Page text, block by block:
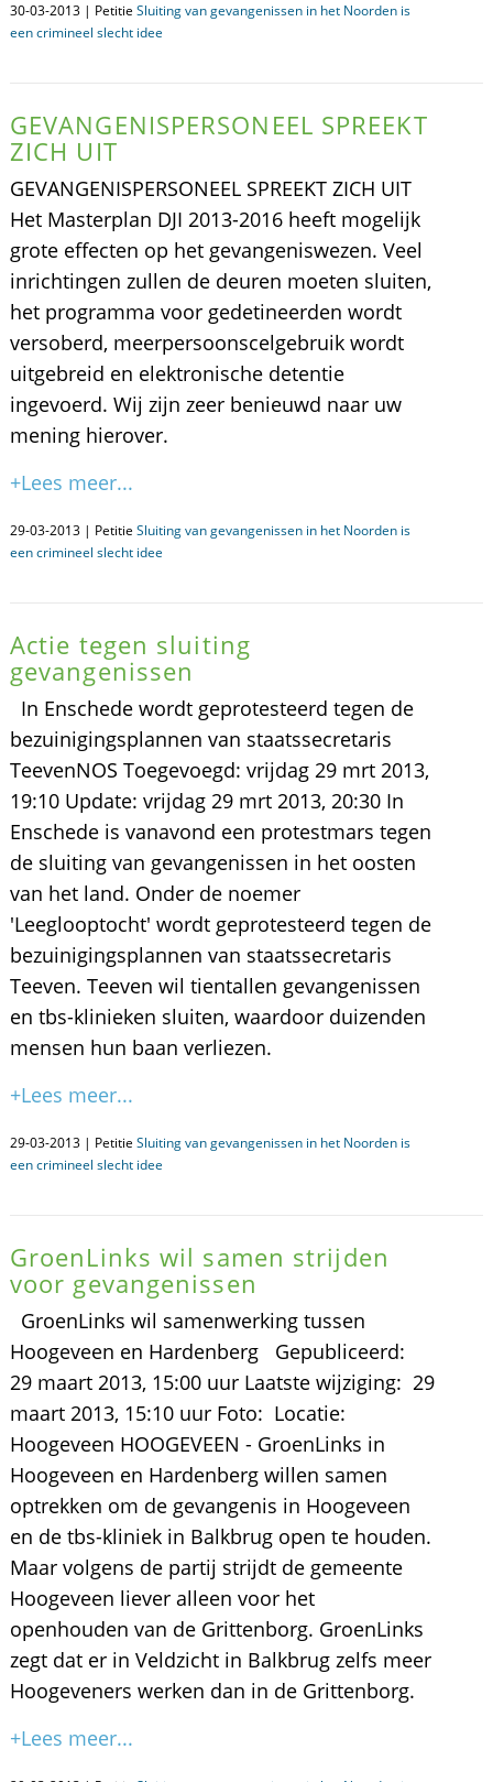
30-03-2013 | Petitie Sluiting van gevangenissen in het Noorden is
een crimineel slecht idee
GEVANGENISPERSONEEL SPREEKT
ZICH UIT
GEVANGENISPERSONEEL SPREEKT ZICH UIT
Het Masterplan DJI 2013-2016 heeft mogelijk
grote effecten op het gevangeniswezen. Veel
inrichtingen zullen de deuren moeten sluiten,
het programma voor gedetineerden wordt
versoberd, meerpersoonscelgebruik wordt
uitgebreid en elektronische detentie
ingevoerd. Wij zijn zeer benieuwd naar uw
mening hierover.
+Lees meer...
29-03-2013 | Petitie Sluiting van gevangenissen in het Noorden is
een crimineel slecht idee
Actie tegen sluiting
gevangenissen
In Enschede wordt geprotesteerd tegen de
bezuinigingsplannen van staatssecretaris
TeevenNOS Toegevoegd: vrijdag 29 mrt 2013,
19:10 Update: vrijdag 29 mrt 2013, 20:30 In
Enschede is vanavond een protestmars tegen
de sluiting van gevangenissen in het oosten
van het land. Onder de noemer
'Leeglooptocht' wordt geprotesteerd tegen de
bezuinigingsplannen van staatssecretaris
Teeven. Teeven wil tientallen gevangenissen
en tbs-klinieken sluiten, waardoor duizenden
mensen hun baan verliezen.
+Lees meer...
29-03-2013 | Petitie Sluiting van gevangenissen in het Noorden is
een crimineel slecht idee
GroenLinks wil samen strijden
voor gevangenissen
GroenLinks wil samenwerking tussen
Hoogeveen en Hardenberg Gepubliceerd:
29 maart 2013, 15:00 uur Laatste wijziging: 29
maart 2013, 15:10 uur Foto: Locatie:
Hoogeveen HOOGEVEEN - GroenLinks in
Hoogeveen en Hardenberg willen samen
optrekken om de gevangenis in Hoogeveen
en de tbs-kliniek in Balkbrug open te houden.
Maar volgens de partij strijdt de gemeente
Hoogeveen liever alleen voor het
openhouden van de Grittenborg. GroenLinks
zegt dat er in Veldzicht in Balkbrug zelfs meer
Hoogeveners werken dan in de Grittenborg.
+Lees meer...